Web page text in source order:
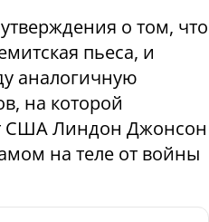
о том, что
пьеса, и
аналогичную
на которой
США Линдон Джонсон
на теле от войны